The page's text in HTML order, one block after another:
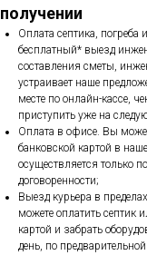
получении
Оплата септика, погреба
бесплатный* выезд
составления сметы,
устраивает наше
месте по онлайн-кассе,
приступить уже на
Оплата в офисе. Вы
банковской картой в
осуществляется только
договоренности;
Выезд курьера в
можете оплатить септик
картой и забрать
день, по